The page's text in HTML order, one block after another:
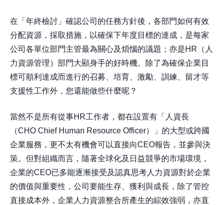
在「年終檢討」確認公司的任務方針後，各部門如何有效
分配資源，採取措施，以確保下年度目標的達成，是每家
公司各單位部門主管最為關心及煩惱的議題；亦是HR（人
力資源管理）部門大顯身手的好時機。除了為確保企業目
標可順利達成而進行的召募、培育、激勵、訓練、留才等
支援性工作外，您還能做些什麼呢？
當然不是所有從事HR工作者，都在設置有「人資長
（CHO Chief Human Resource Officer）」的大型或跨國
企業服務，更不太有機會可以直接向CEO報告，並參與決
策。但對組織而言，隨著全球化及日益競爭的市場環境，
企業的CEO已多能逐漸接受及認真思考人力資源對於企業
的價值與重要性，公司要能生存、獲利與成長，除了管控
直接成本外，企業人力資源整合所產生的綜效強弱，亦直